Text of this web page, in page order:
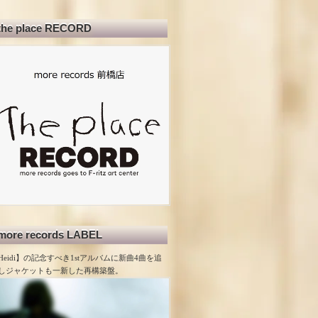
place RECORD
records LABEL
】の記念すべき1stアルバムに新曲4曲を追
ジャケットも一新した再構築盤。